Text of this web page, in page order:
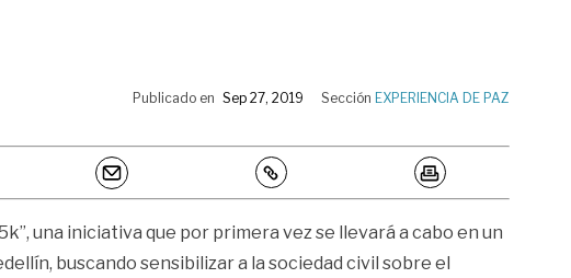
Publicado en Sep 27, 2019 Sección EXPERIENCIA DE PAZ
una iniciativa que por primera vez se llevará a cabo en un
buscando sensibilizar a la sociedad civil sobre el